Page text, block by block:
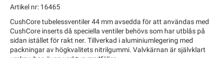
Artikel nr: 16465
CushCore tubelessventiler 44 mm avsedda för att användas med
CushCore inserts då speciella ventiler behövs som har utblås på
sidan istället för rakt ner. Tillverkad i aluminiumlegering med
packningar av högkvalitets nitrilgummi. Valvkärnan är självklart